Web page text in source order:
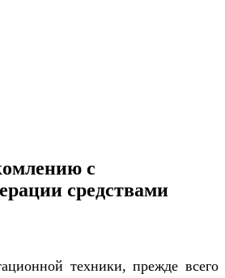
с
средствами
техники, прежде всего